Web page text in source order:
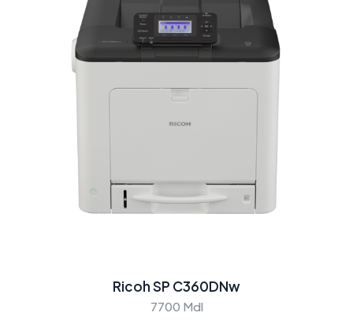
Ricoh SP C360DNw
7700 Mdl